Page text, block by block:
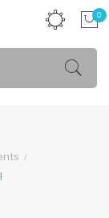
0